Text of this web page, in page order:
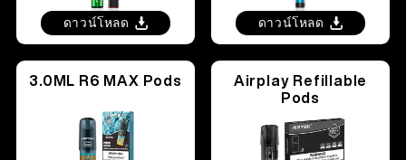
ดาวน์โหลด ดาวน์โหลด
3.0ML R6 MAX Pods
Airplay Refillable
Pods